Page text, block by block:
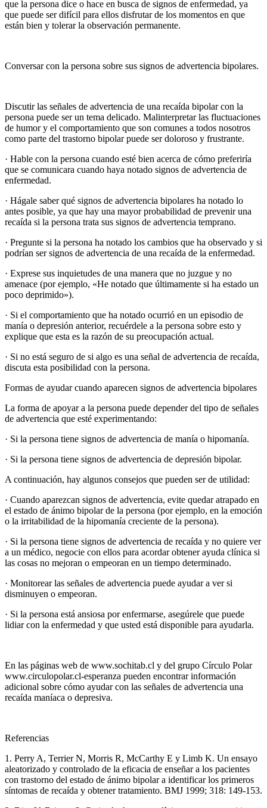
que la persona dice o hace en busca de signos de enfermedad, ya
que puede ser difícil para ellos disfrutar de los momentos en que
están bien y tolerar la observación permanente.
Conversar con la persona sobre sus signos de advertencia bipolares.
Discutir las señales de advertencia de una recaída bipolar con la
persona puede ser un tema delicado. Malinterpretar las fluctuaciones
de humor y el comportamiento que son comunes a todos nosotros
como parte del trastorno bipolar puede ser doloroso y frustrante.
· Hable con la persona cuando esté bien acerca de cómo preferiría
que se comunicara cuando haya notado signos de advertencia de
enfermedad.
· Hágale saber qué signos de advertencia bipolares ha notado lo
antes posible, ya que hay una mayor probabilidad de prevenir una
recaída si la persona trata sus signos de advertencia temprano.
· Pregunte si la persona ha notado los cambios que ha observado y si
podrían ser signos de advertencia de una recaída de la enfermedad.
· Exprese sus inquietudes de una manera que no juzgue y no
amenace (por ejemplo, «He notado que últimamente si ha estado un
poco deprimido»).
· Si el comportamiento que ha notado ocurrió en un episodio de
manía o depresión anterior, recuérdele a la persona sobre esto y
explique que esta es la razón de su preocupación actual.
· Si no está seguro de si algo es una señal de advertencia de recaída,
discuta esta posibilidad con la persona.
Formas de ayudar cuando aparecen signos de advertencia bipolares
La forma de apoyar a la persona puede depender del tipo de señales
de advertencia que esté experimentando:
· Si la persona tiene signos de advertencia de manía o hipomanía.
· Si la persona tiene signos de advertencia de depresión bipolar.
A continuación, hay algunos consejos que pueden ser de utilidad:
· Cuando aparezcan signos de advertencia, evite quedar atrapado en
el estado de ánimo bipolar de la persona (por ejemplo, en la emoción
o la irritabilidad de la hipomanía creciente de la persona).
· Si la persona tiene signos de advertencia de recaída y no quiere ver
a un médico, negocie con ellos para acordar obtener ayuda clínica si
las cosas no mejoran o empeoran en un tiempo determinado.
· Monitorear las señales de advertencia puede ayudar a ver si
disminuyen o empeoran.
· Si la persona está ansiosa por enfermarse, asegúrele que puede
lidiar con la enfermedad y que usted está disponible para ayudarla.
En las páginas web de www.sochitab.cl y del grupo Círculo Polar
www.circulopolar.cl-esperanza pueden encontrar información
adicional sobre cómo ayudar con las señales de advertencia una
recaída maníaca o depresiva.
Referencias
1. Perry A, Terrier N, Morris R, McCarthy E y Limb K. Un ensayo
aleatorizado y controlado de la eficacia de enseñar a los pacientes
con trastorno del estado de ánimo bipolar a identificar los primeros
síntomas de recaída y obtener tratamiento. BMJ 1999; 318: 149-153.